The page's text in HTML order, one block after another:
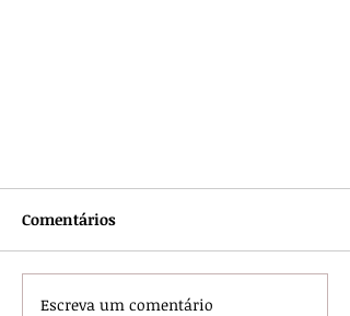
Comentários
Escreva um comentário